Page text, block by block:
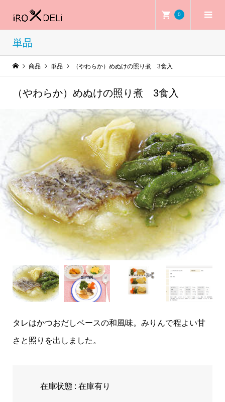
0
単品
商品 単品 （やわらか）めぬけの照り煮 3食入
（やわらか）めぬけの照り煮 3食入
タレはかつおだしベースの和風味。みりんで程よい甘
さと照りを出しました。
在庫状態 : 在庫有り